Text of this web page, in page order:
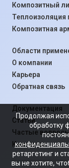
Композитный
Теплоизоляция
Композитная
Области
О компании
Карьера
Обратная связь
Документация
Статьи
Частые
Контакты
Продолжая
обработку
ретаргетинг и
вы не хотите,